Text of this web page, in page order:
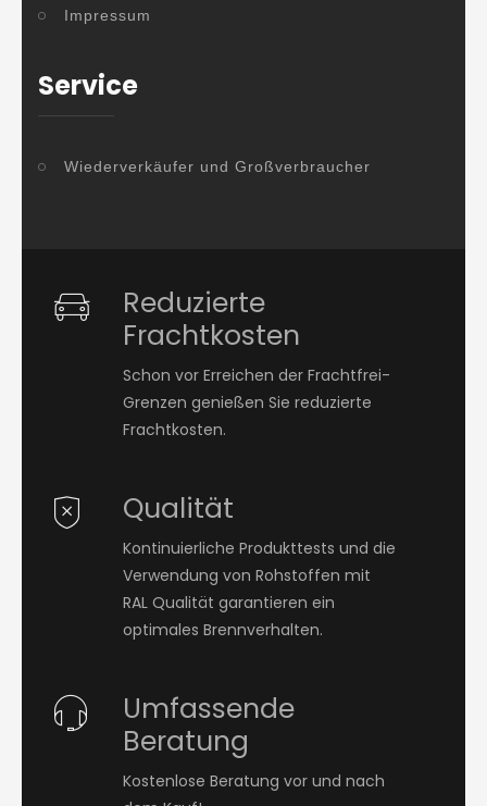
Impressum
Service
Wiederverkäufer und Großverbraucher
Reduzierte
Frachtkosten
Schon vor Erreichen der Frachtfrei-
Grenzen genießen Sie reduzierte
Frachtkosten.
Qualität
Kontinuierliche Produkttests und die
Verwendung von Rohstoffen mit
RAL Qualität garantieren ein
optimales Brennverhalten.
Umfassende
Beratung
Kostenlose Beratung vor und nach